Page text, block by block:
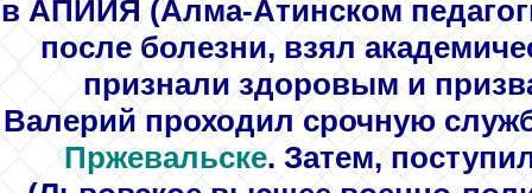
в АПИИЯ(Алма-Атинском
после болезни, взял
признали здоровым и
Валерий проходил срочную
Пржевальске. Затем,